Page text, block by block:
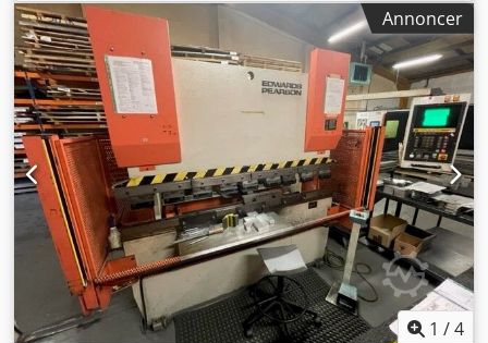
styret, Udstyr:
CE-mærkning, dokumentation / manual,
nedre værktøj, sikkerhedslysgitter, øvre værktøj,
Højkvalitets, fuldt serviceret og velholdt brugt Edwards
Pearson PR6 CNC kantpresse til salg. Edwards Pearson PR6
60 / 2550 CNC kantpresse 2,5 meter x 60 ton / 2550mm 4-
akset bagstop – z1, z2, x og r akse – i alt 6 akser Bombage
for dine tyndpladestål Cybelec CNC-styring Maskinen er i
god og driftsklar stand, inklusive et godt udvalg af øvre og
nedre kantpresseværktøj Serviceret af Bystronic UK Cedpfx
Aow I Dknel Tsrf Vi kan levere maskinen til din virksomhed,
installere den og tilbyde oplæring til dine operatører, samt
give tilbud på nyt værktøj til fremstilling af pladedele på
maskinen.
Annoncer
1 /4